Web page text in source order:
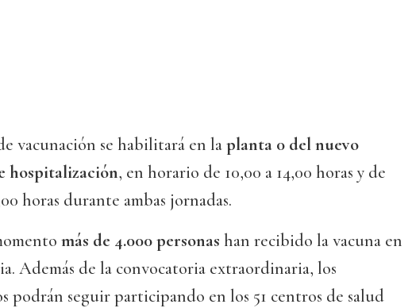
vacunación se habilitará en laplanta 0 del nuevo
hospitalización, en horario de 10,00 a 14,00 horas y de
horas durante ambas jornadas.
más de 4.000 personas han recibido la vacuna en
Además de la convocatoria extraordinaria, los
podrán seguir participando en los 51 centros de salud